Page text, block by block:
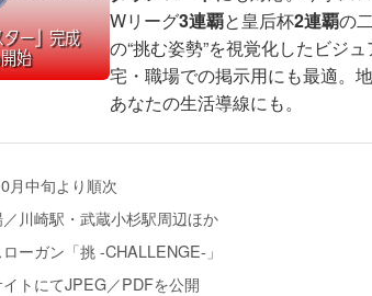
Wリーグ3連覇と皇后杯2連覇の
の“挑む姿勢”を視覚化したビジ
宅・職場での掲示用にも最適。
あなたの生活導線にも。
月中旬より順次
川崎駅・武蔵小杉駅周辺ほか
ーガン「挑 -CHALLENGE-」
トにてJPEG／PDFを公開